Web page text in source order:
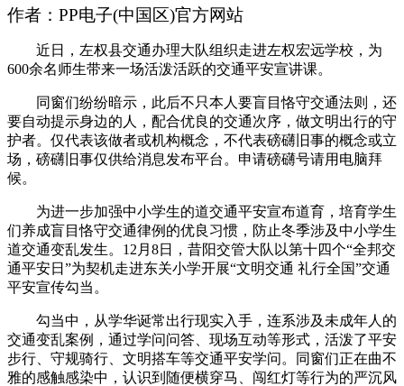
作者：PP电子(中国区)官方网站
近日，左权县交通办理大队组织走进左权宏远学校，为
600余名师生带来一场活泼活跃的交通平安宣讲课。
同窗们纷纷暗示，此后不只本人要盲目恪守交通法则，还
要自动提示身边的人，配合优良的交通次序，做文明出行的守
护者。仅代表该做者或机构概念，不代表磅礴旧事的概念或立
场，磅礴旧事仅供给消息发布平台。申请磅礴号请用电脑拜
候。
为进一步加强中小学生的道交通平安宣布道育，培育学生
们养成盲目恪守交通律例的优良习惯，防止冬季涉及中小学生
道交通变乱发生。12月8日，昔阳交管大队以第十四个“全邦交
通平安日”为契机走进东关小学开展“文明交通 礼行全国”交通
平安宣传勾当。
勾当中，从学华诞常出行现实入手，连系涉及未成年人的
交通变乱案例，通过学问问答、现场互动等形式，活泼了平安
步行、守规骑行、文明搭车等交通平安学问。同窗们正在曲不
雅的感触感染中，认识到随便横穿马、闯红灯等行为的严沉风